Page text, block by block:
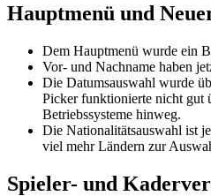
Hauptmenü und
Dem Hauptmenü wurde ein
Vor- und Nachname haben
Die Datumsauswahl wurde
Picker funktionierte nicht gut
Betriebssysteme hinweg.
Die Nationalitätsauswahl ist
viel mehr Ländern zur
Spieler- und